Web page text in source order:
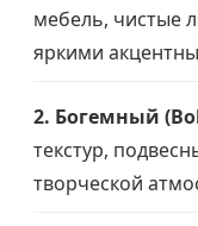
мебель, чистые
яркими
2. Богемный
текстур,
творческой